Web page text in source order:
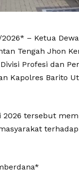
2026* – Ketua
Tengah Jhon
Profesi dan
Kapolres Barito
tersebut